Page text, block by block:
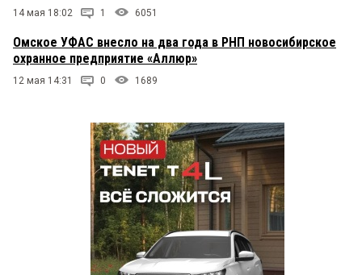
14 мая 18:02 1 6051
Омское УФАС внесло на два года в РНП новосибирское
охранное предприятие «Аллюр»
12 мая 14:31 0 1689